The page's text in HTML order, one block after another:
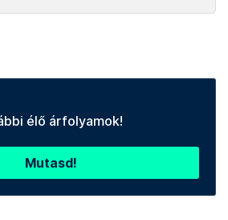
élő árfolyamok!
Mutasd!